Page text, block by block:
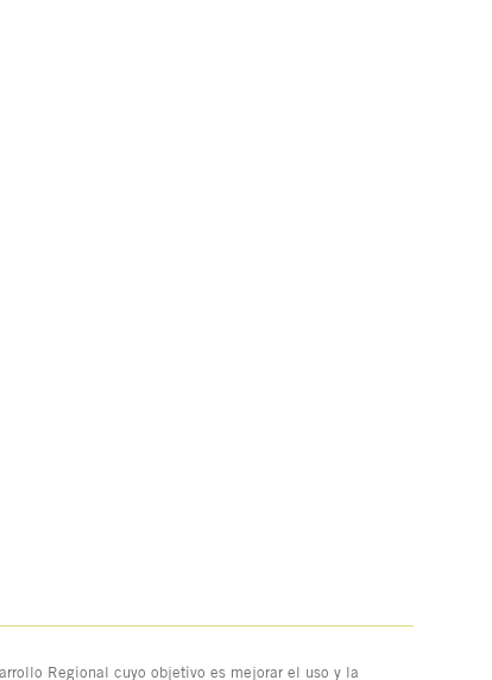
Regional cuyo objetivo es mejorar el uso y la